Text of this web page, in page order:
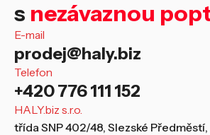
s nezávaznou
E-mail
prodej@haly.biz
Telefon
+420 776 111 152
HALY.biz s.r.o.
třída SNP 402/48, Slezské Předměstí,